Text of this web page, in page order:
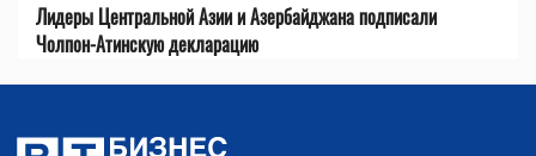
Лидеры Центральной Азии и Азербайджана подписали
Чолпон-Атинскую декларацию